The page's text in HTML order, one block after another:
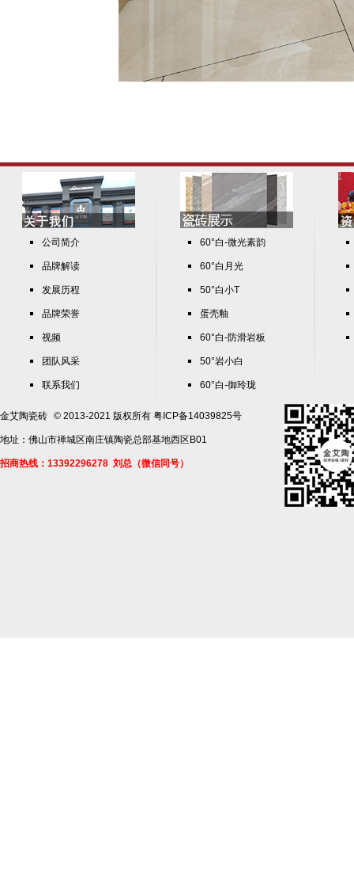
公司简介
品牌解读
发展历程
品牌荣誉
视频
团队风采
联系我们
60°白-微光素韵
60°白月光
50°白小T
蛋壳釉
60°白-防滑岩板
50°岩小白
60°白-御玲珑
金艾陶瓷砖 © 2013-2021 版权所有 粤ICP备14039825号
地址：佛山市禅城区南庄镇陶瓷总部基地西区B01
招商热线：13392296278 刘总（微信同号）